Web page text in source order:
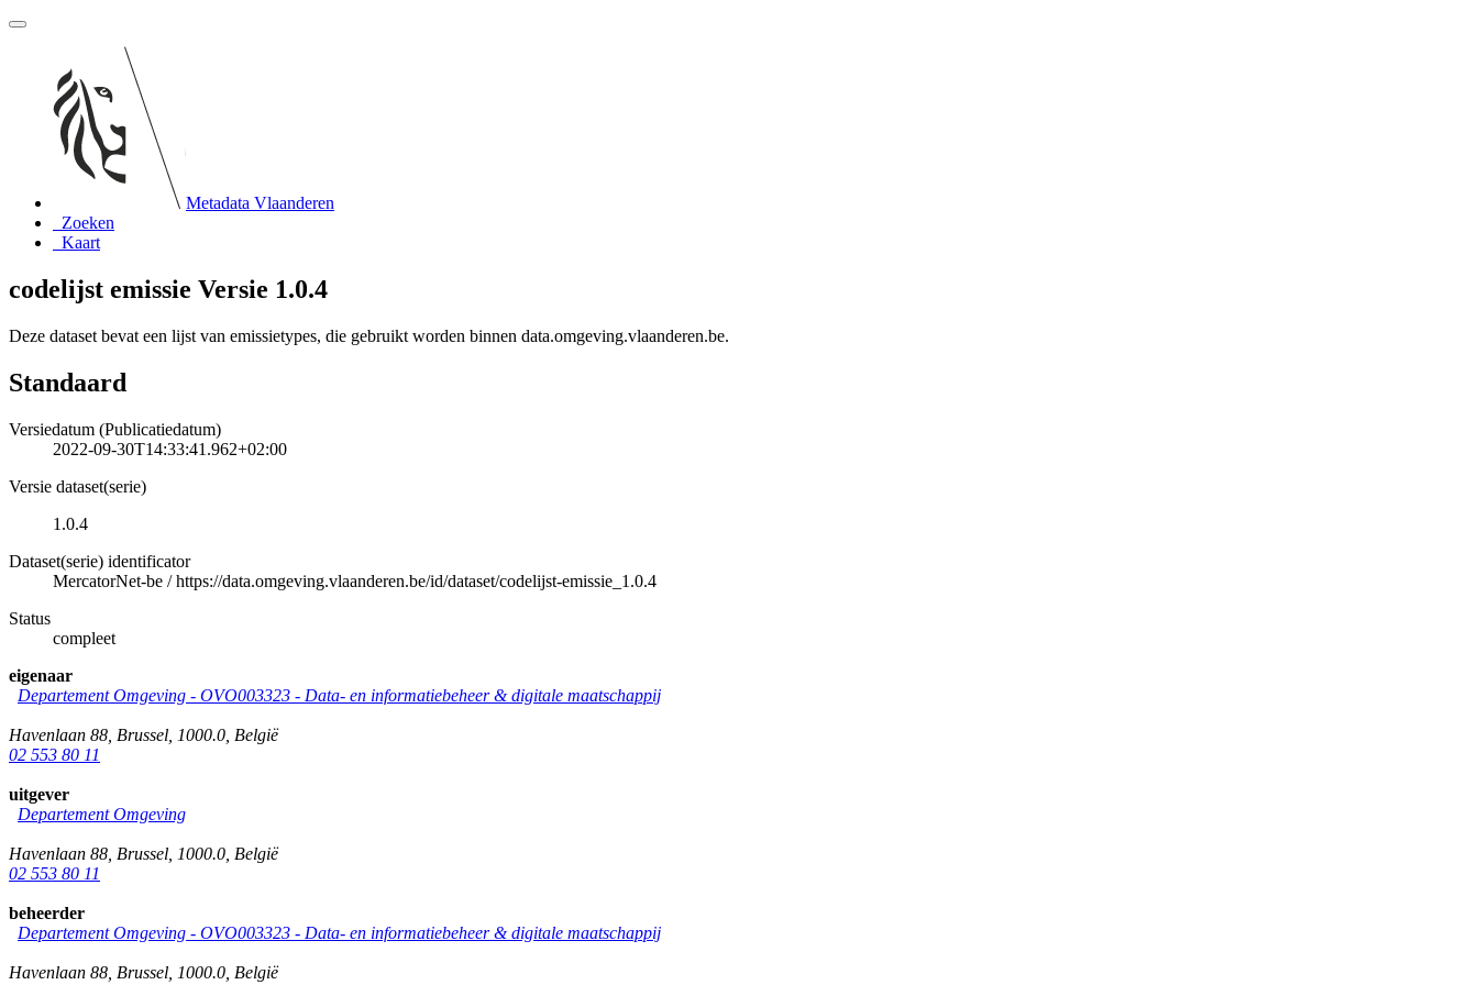
Metadata Vlaanderen
Zoeken
Kaart
codelijst emissie Versie 1.0.4
Deze dataset bevat een lijst van emissietypes, die gebruikt worden binnen data.omgeving.vlaanderen.be.
Standaard
Versiedatum (Publicatiedatum)
2022-09-30T14:33:41.962+02:00
Versie dataset(serie)
1.0.4
Dataset(serie) identificator
MercatorNet-be /https://data.omgeving.vlaanderen.be/id/dataset/codelijst-emissie_1.0.4
Status
compleet
eigenaar
Departement Omgeving - OVO003323 - Data- en informatiebeheer & digitale maatschappij
Havenlaan 88 Brussel 1000.0 België
02 553 80 11
uitgever
Departement Omgeving
Havenlaan 88 Brussel 1000.0 België
02 553 80 11
beheerder
Departement Omgeving - OVO003323 - Data- en informatiebeheer & digitale maatschappij
Havenlaan 88 Brussel 1000.0 België